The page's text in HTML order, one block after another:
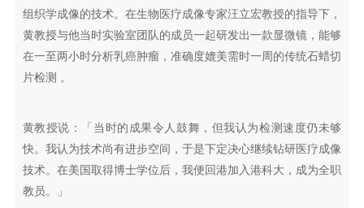
组织学成像的技术。在生物医疗成像专家汪立宏教授的指导下，
黄教授与他当时实验室团队的成员一起研发出一款显微镜，能够
在一至两小时分析乳癌肿瘤，准确度媲美需时一周的传统石蜡切
片检测 。
黄教授说：「当时的成果令人鼓舞，但我认为检测速度仍未够
快。我认为技术尚有进步空间，于是下定决心继续钻研医疗成像
技术。在美国取得博士学位后，我便回港加入港科大，成为全职
教员。」